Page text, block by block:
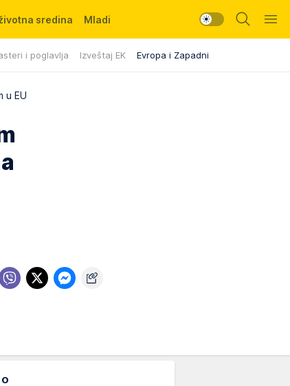
i poglavlja Izveštaj EK Evropa i Zapadni Balkan
sredina Mladi
u EU